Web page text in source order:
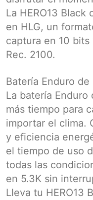
La HERO13
en HLG, un
captura en 10
Rec. 2100.
Batería Enduro de
La batería
más tiempo para
importar el clima.
y eficiencia
el tiempo de uso
todas las
en 5.3K sin
Lleva tu HERO13